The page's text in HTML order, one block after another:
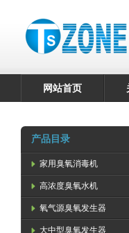
网站首页
产品目录
家用臭氧消毒机
高浓度臭氧水机
氧气源臭氧发生器
大中型臭氧发生器